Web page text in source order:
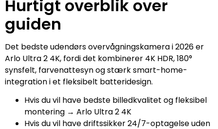
Hurtigt overblik over
guiden
Det bedste udendørs overvågningskamera i 2026 er
Arlo Ultra 2 4K, fordi det kombinerer 4K HDR, 180°
synsfelt, farvenattesyn og stærk smart-home-
integration i et fleksibelt batteridesign.
Hvis du vil have bedste billedkvalitet og fleksibel
montering → Arlo Ultra 2 4K
Hvis du vil have driftssikker 24/7-optagelse uden